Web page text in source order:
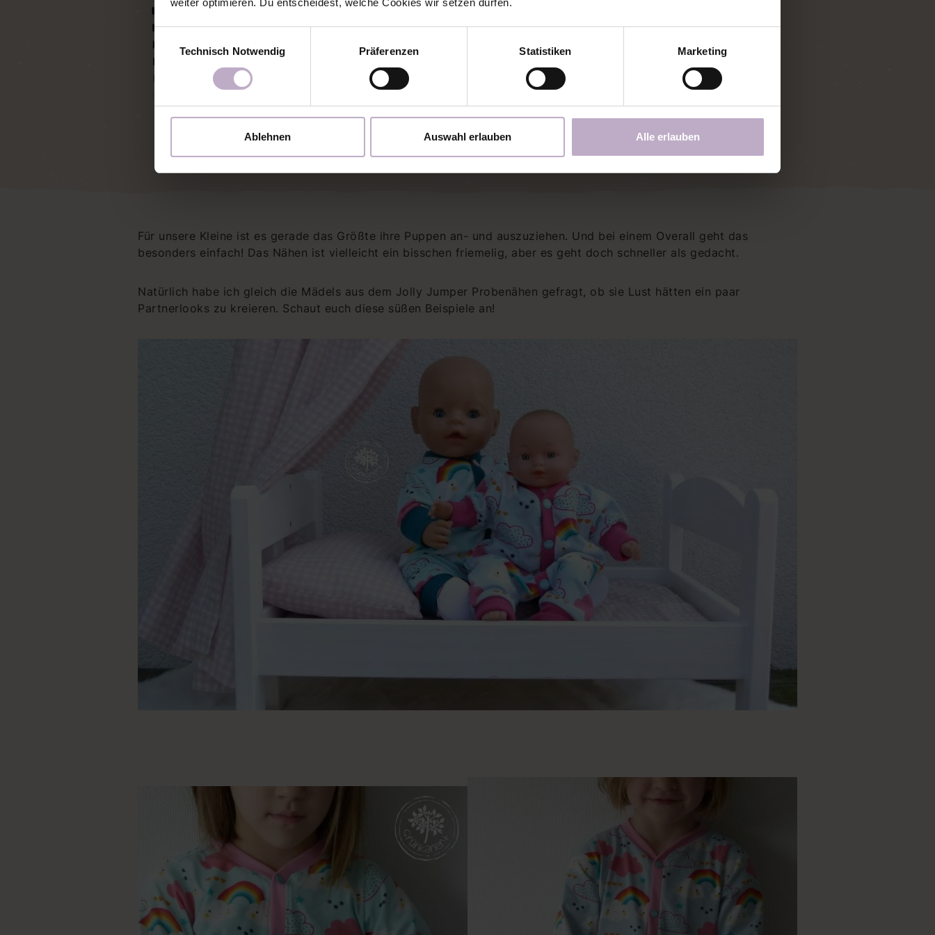
Einwilligungsauswahl
Technisch Notwendig
Präferenzen Statistiken Marketing
Ablehnen Auswahl erlauben Alle erlauben
FREEBOOK HIER DOWNLOADEN!
Für unsere Kleine ist es gerade das Größte ihre Puppen an- und auszuziehen. Und bei einem Overall geht das
besonders einfach! Das Nähen ist vielleicht ein bisschen friemelig, aber es geht doch schneller als gedacht.
Natürlich habe ich gleich die Mädels aus dem Jolly Jumper Probenähen gefragt, ob sie Lust hätten ein paar
Partnerlooks zu kreieren. Schaut euch diese süßen Beispiele an!